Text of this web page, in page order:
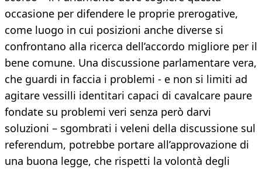
occasione per difendere le proprie prerogative,
come luogo in cui posizioni anche diverse si
confrontano alla ricerca dell’accordo migliore per il
bene comune. Una discussione parlamentare vera,
che guardi in faccia i problemi - e non si limiti ad
agitare vessilli identitari capaci di cavalcare paure
fondate su problemi veri senza però darvi
soluzioni – sgombrati i veleni della discussione sul
referendum, potrebbe portare all’approvazione di
una buona legge, che rispetti la volontà degli